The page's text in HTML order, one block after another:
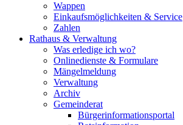
Wappen
Einkaufsmöglichkeiten & Service
Zahlen
Rathaus & Verwaltung
Was erledige ich wo?
Onlinedienste & Formulare
Mängelmeldung
Verwaltung
Archiv
Gemeinderat
Bürgerinformationsportal